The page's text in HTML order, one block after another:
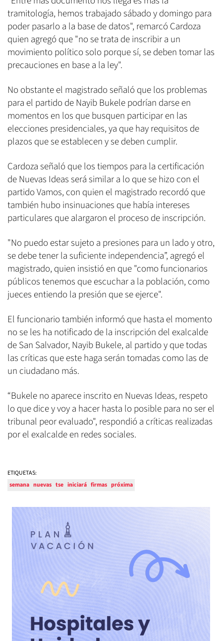
tramitología, hemos trabajado sábado y domingo para
poder pasarlo a la base de datos", remarcó Cardoza
quien agregó que "no se trata de inscribir a un
movimiento político solo porque sí, se deben tomar las
precauciones en base a la ley".
No obstante el magistrado señaló que los problemas
para el partido de Nayib Bukele podrían darse en
momentos en los que busquen participar en las
elecciones presidenciales, ya que hay requisitos de
plazos que se establecen y se deben cumplir.
Cardoza señaló que los tiempos para la certificación
de Nuevas Ideas será similar a lo que se hizo con el
partido Vamos, con quien el magistrado recordó que
también hubo insinuaciones que había intereses
particulares que alargaron el proceso de inscripción.
"No puedo estar sujeto a presiones para un lado y otro,
se debe tener la suficiente independencia”, agregó el
magistrado, quien insistió en que "como funcionarios
públicos tenemos que escuchar a la población, como
jueces entiendo la presión que se ejerce".
El funcionario también informó que hasta el momento
no se les ha notificado de la inscripción del exalcalde
de San Salvador, Nayib Bukele, al partido y que todas
las críticas que este haga serán tomadas como las de
un ciudadano más.
“Bukele no aparece inscrito en Nuevas Ideas, respeto
lo que dice y voy a hacer hasta lo posible para no ser el
tribunal peor evaluado", respondió a críticas realizadas
por el exalcalde en redes sociales.
ETIQUETAS:
semana nuevas tse iniciará firmas próxima